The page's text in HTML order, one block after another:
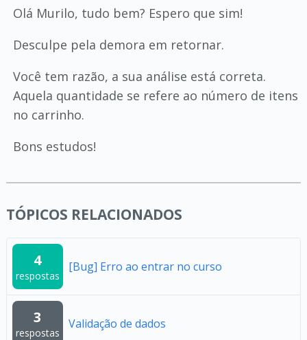
Olá Murilo, tudo bem? Espero que sim!
Desculpe pela demora em retornar.
Você tem razão, a sua análise está correta.
Aquela quantidade se refere ao número de itens
no carrinho.
Bons estudos!
TÓPICOS RELACIONADOS
4
respostas
[Bug] Erro ao entrar no curso
3
respostas
Validação de dados